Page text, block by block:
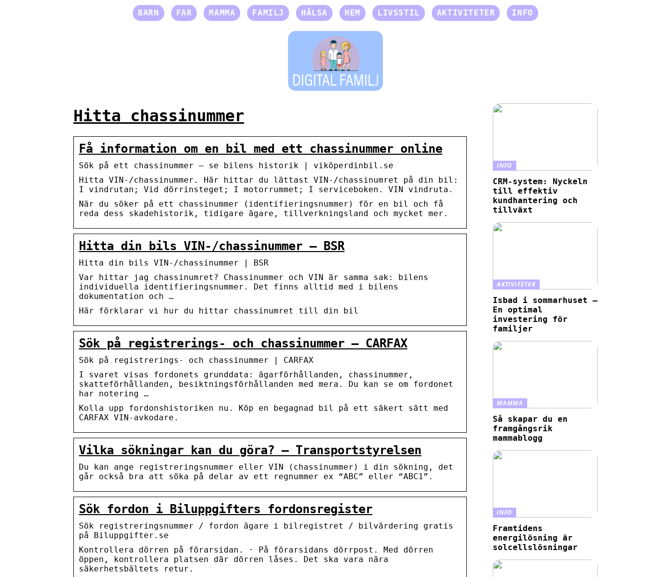
BARN FAR MAMMA FAMILJ HÄLSA HEM LIVSSTIL AKTIVITETER INFO
Hitta chassinummer
Få information om en bil med ett chassinummer online
Sök på ett chassinummer – se bilens historik | viköperdinbil.se
Hitta VIN-/chassinummer. Här hittar du lättast VIN-/chassinumret på din bil:
I vindrutan; Vid dörrinsteget; I motorrummet; I serviceboken. VIN vindruta.
När du söker på ett chassinummer (identifieringsnummer) för en bil och få
reda dess skadehistorik, tidigare ägare, tillverkningsland och mycket mer.
Hitta din bils VIN-/chassinummer – BSR
Hitta din bils VIN-/chassinummer | BSR
Var hittar jag chassinumret? Chassinummer och VIN är samma sak: bilens
individuella identifieringsnummer. Det finns alltid med i bilens
dokumentation och …
Här förklarar vi hur du hittar chassinumret till din bil
Sök på registrerings- och chassinummer – CARFAX
Sök på registrerings- och chassinummer | CARFAX
I svaret visas fordonets grunddata: ägarförhållanden, chassinummer,
skatteförhållanden, besiktningsförhållanden med mera. Du kan se om fordonet
har notering …
Kolla upp fordonshistoriken nu. Köp en begagnad bil på ett säkert sätt med
CARFAX VIN-avkodare.
Vilka sökningar kan du göra? – Transportstyrelsen
Du kan ange registreringsnummer eller VIN (chassinummer) i din sökning, det
går också bra att söka på delar av ett regnummer ex “ABC” eller “ABC1”.
Sök fordon i Biluppgifters fordonsregister
Sök registreringsnummer / fordon ägare i bilregistret / bilvärdering gratis
på Biluppgifter.se
Kontrollera dörren på förarsidan. · På förarsidans dörrpost. Med dörren
öppen, kontrollera platsen där dörren låses. Det ska vara nära
säkerhetsbältets retur.
INFO
CRM-system: Nyckeln
till effektiv
kundhantering och
tillväxt
AKTIVITETER
Isbad i sommarhuset –
En optimal
investering för
familjer
MAMMA
Så skapar du en
framgångsrik
mammablogg
INFO
Framtidens
energilösning är
solcellslösningar